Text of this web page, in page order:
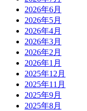
2026年6月
2026年5月
2026年4月
2026年3月
2026年2月
2026年1月
2025年12月
2025年11月
2025年9月
2025年8月